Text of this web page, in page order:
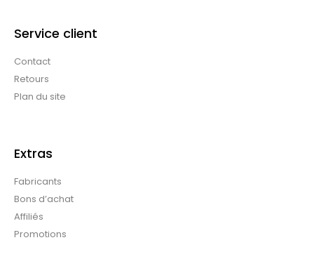
Service client
Contact
Retours
Plan du site
Extras
Fabricants
Bons d’achat
Affiliés
Promotions